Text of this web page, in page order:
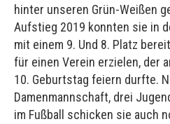
hinter unseren Grün-Weißen
Aufstieg 2019 konnten sie in
mit einem 9. Und 8. Platz
für einen Verein erzielen, der
10. Geburtstag feiern durfte.
Damenmannschaft, drei
im Fußball schicken sie auch